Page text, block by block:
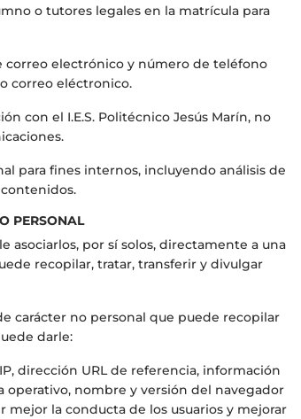
o tutores legales en la matrícula para
correo electrónico y número de teléfono
correo eléctronico.
con el I.E.S. Politécnico Jesús Marín, no
para fines internos, incluyendo análisis de
PERSONAL
asociarlos, por sí solos, directamente a una
recopilar, tratar, transferir y divulgar
carácter no personal que puede recopilar
darle:
dirección URL de referencia, información
nombre y versión del navegador
mejor la conducta de los usuarios y mejorar